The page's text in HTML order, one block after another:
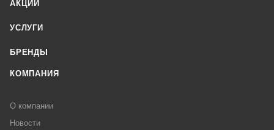
АКЦИИ
УСЛУГИ
БРЕНДЫ
КОМПАНИЯ
О компании
Новости